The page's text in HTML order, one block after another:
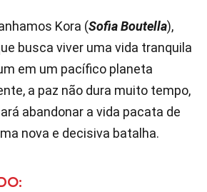
Kora (Sofia Boutella),
busca viver uma vida tranquila
em um pacífico planeta
a paz não dura muito tempo,
abandonar a vida pacata de
nova e decisiva batalha.